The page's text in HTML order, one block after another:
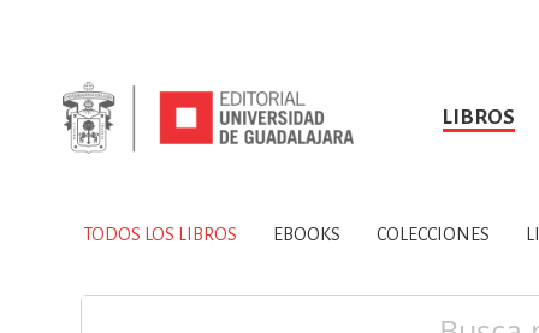
LIBROS
TODOS LOS LIBROS
SOBRE NOSOTROS HISTORIA
CIENCIAS DE LA
TODOS LOS LIBROS EBOOKS COLECCIONES